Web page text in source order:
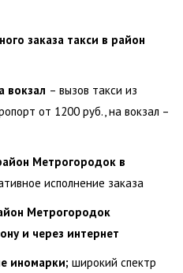
заказа такси в район
вокзал – вызов такси из
от 1200 руб., на вокзал –
Метрогородок в
исполнение заказа
Метрогородок
и через интернет
иномарки; широкий спектр